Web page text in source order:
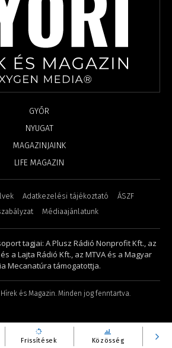
Frissítések Közösség
GYŐR
NYUGAT
MAGAZINJAINK
LIFE MAGAZIN
Adatkezelési tájékoztató
ÁSZF
Médiaajánlatunk
tagjai: A Plusz Rádió Nonprofit Kft., az
a Lajta Rádió Kft., az MTVA és a Magyar
Mecanatúra támogatottja.
és Magazin. Minden jog fenntartva.